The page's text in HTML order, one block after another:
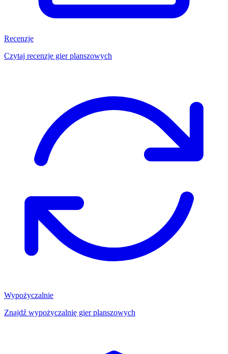
Recenzje
Czytaj recenzje gier planszowych
Wypożyczalnie
Znajdź wypożyczalnię gier planszowych